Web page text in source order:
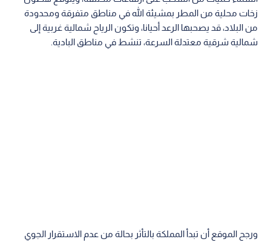
زخات محلية من المطر بمشيئة الله في مناطق متفرقة ومحدودة
من البلاد، قد يصحبها الرعد أحيانا، وتكون الرياح شمالية غربية إلى
شمالية شرقية معتدلة السرعة، تنشط في مناطق البادية.
ورجح الموقع أن تبدأ المملكة بالتأثر بحالة من عدم الاستقرار الجوي